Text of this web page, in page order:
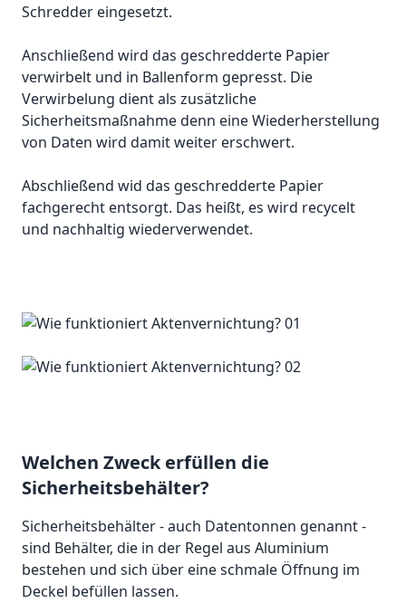
Schredder eingesetzt.
Anschließend wird das geschredderte Papier
verwirbelt und in Ballenform gepresst. Die
Verwirbelung dient als zusätzliche
Sicherheitsmaßnahme denn eine Wiederherstellung
von Daten wird damit weiter erschwert.
Abschließend wid das geschredderte Papier
fachgerecht entsorgt. Das heißt, es wird recycelt
und nachhaltig wiederverwendet.
Welchen Zweck erfüllen die
Sicherheitsbehälter?
Sicherheitsbehälter - auch Datentonnen genannt -
sind Behälter, die in der Regel aus Aluminium
bestehen und sich über eine schmale Öffnung im
Deckel befüllen lassen.